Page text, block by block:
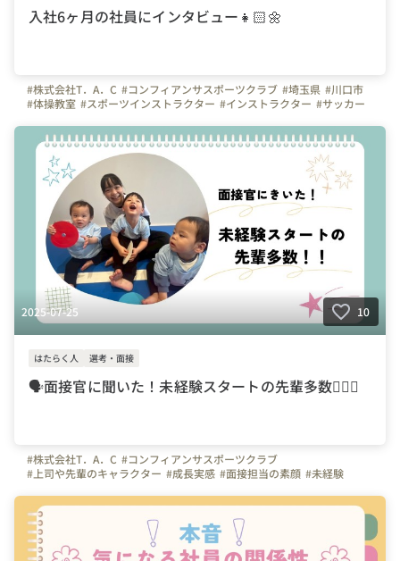
入社6ヶ月の社員にインタビュー👧🏻🌼
#株式会社T．A．C #コンフィアンサスポーツクラブ #埼玉県 #川口市
#体操教室 #スポーツインストラクター #インストラクター #サッカー
#研修レポート
#インタビュー #幼児体育 #保育園 #幼稚園
2025-07-25 10
はたらく人 選考・面接
🗣️面接官に聞いた！未経験スタートの先輩多数🤸🏻‍♂️
#株式会社T．A．C #コンフィアンサスポーツクラブ
#上司や先輩のキャラクター #成長実感 #面接担当の素顔 #未経験
#スポーツ #インタビュー #埼玉県 #川口市 #東京都 #神奈川県
#千葉県
#福利厚生